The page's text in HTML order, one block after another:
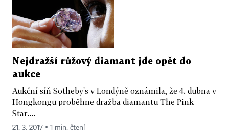
Nejdražší růžový diamant jde opět do
aukce
Aukční síň Sotheby's v Londýně oznámila, že 4. dubna v
Hongkongu proběhne dražba diamantu The Pink
Star....
21. 3. 2017 ▪ 1 min. čtení